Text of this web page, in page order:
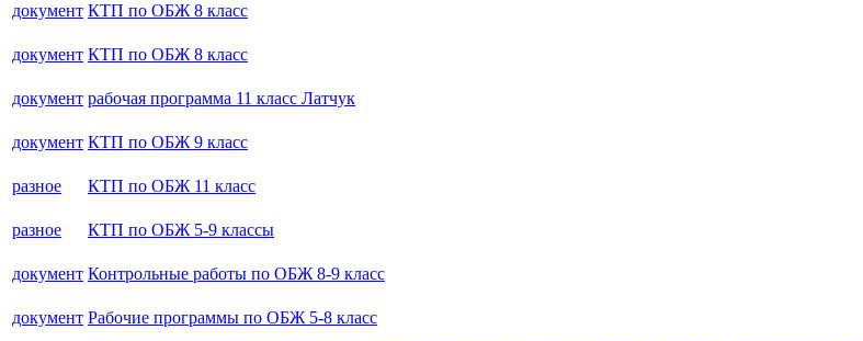
документ КТП по ОБЖ 8 класс
документ КТП по ОБЖ 8 класс
документ рабочая программа 11 класс Латчук
документ КТП по ОБЖ 9 класс
разное КТП по ОБЖ 11 класс
разное КТП по ОБЖ 5-9 классы
документ Контрольные работы по ОБЖ 8-9 класс
документ Рабочие программы по ОБЖ 5-8 класс